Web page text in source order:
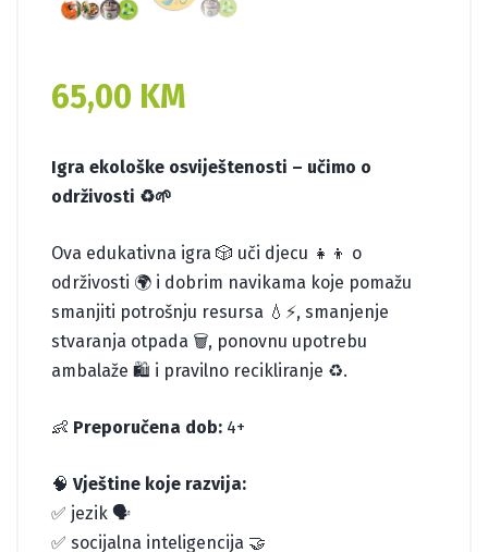
65,00 KM
Igra ekološke osviještenosti – učimo o
održivosti ♻️🌱
Ova edukativna igra 🎲 uči djecu 👧👦 o
održivosti 🌍 i dobrim navikama koje pomažu
smanjiti potrošnju resursa 💧⚡, smanjenje
stvaranja otpada 🗑️, ponovnu upotrebu
ambalaže 🛍️ i pravilno recikliranje ♻️.
👶 Preporučena dob: 4+
🧠 Vještine koje razvija:
✅ jezik 🗣️
✅ socijalna inteligencija 🤝